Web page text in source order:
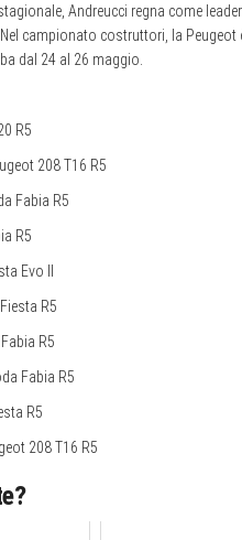
Andreucci regna come
campionato costruttori, la
dal 24 al 26 maggio.
R5
208 T16 R5
Fabia R5
R5
Evo II
R5
R5
Fabia R5
R5
208 T16 R5